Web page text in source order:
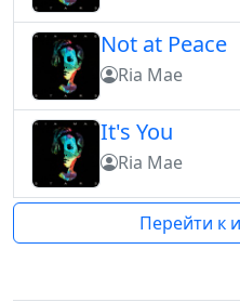
Not at Peace
Ria Mae
It's You
Ria Mae
Перейти к